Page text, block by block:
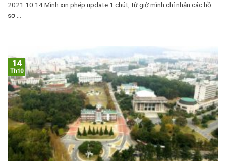
2021.10.14 Mình xin phép update 1 chút, từ giờ mình chỉ nhận các hồ
sơ ...
14
Th10